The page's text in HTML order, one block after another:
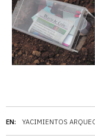
EN: YACIMIENTOS